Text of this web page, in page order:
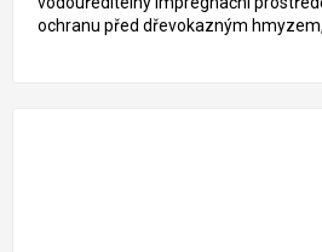
ochranu před dřevokazným